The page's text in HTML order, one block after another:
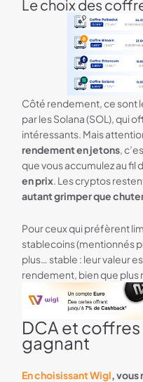
Le choix des
Côté rendement, ce sont
par les Solana (SOL), qui
intéressants. Mais
rendement en jetons,
que vous accumulez au fil
en prix. Les cryptos
autant grimper que
Pour ceux qui préfèrent
stablecoins (mentionnés
plus… stable : leur valeur
rendement, bien que plus
wigl bannière
DCA et
gagnant
En choisissant Wigl, vous